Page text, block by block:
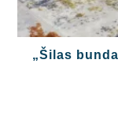
„Šilas